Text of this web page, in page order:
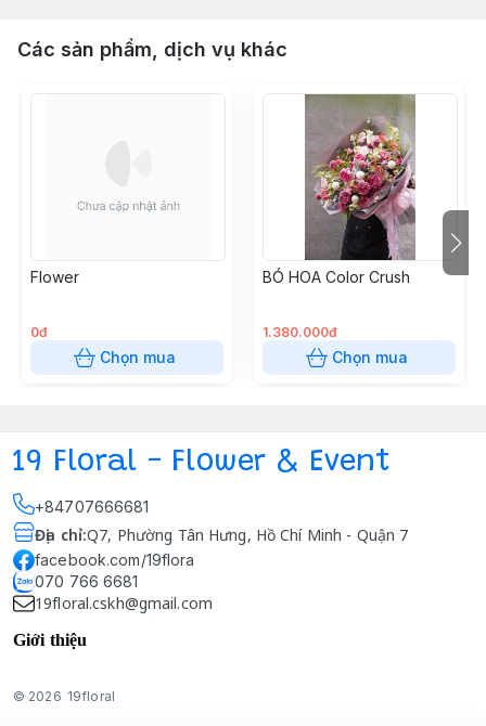
Các sản phẩm, dịch vụ khác
Flower
0đ
Chọn mua
BÓ HOA Color Crush
1.380.000đ
Chọn mua
19 Floral - Flower & Event
+84707666681
Địa chỉ:Q7, Phường Tân Hưng, Hồ Chí Minh - Quận 7
facebook.com/19flora
070 766 6681
19floral.cskh@gmail.com
Giới thiệu
© 2026 19floral